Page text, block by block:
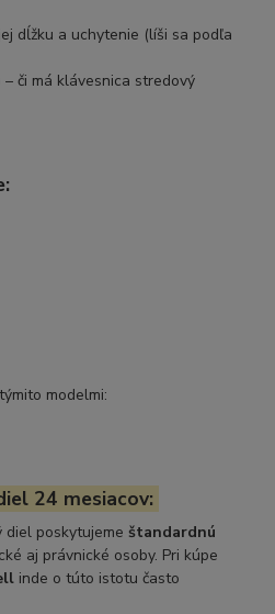
dĺžku a uchytenie (líši sa podľa
– či má klávesnica stredový
modelmi:
24 mesiacov:
poskytujeme štandardnú
aj právnické osoby. Pri kúpe
inde o túto istotu často